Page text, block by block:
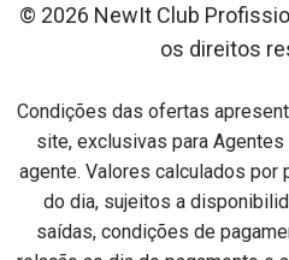
© 2026 NewIt Club
os direitos
Condições das ofertas
site, exclusivas para
agente. Valores calculados por
do dia, sujeitos a
saídas, condições de